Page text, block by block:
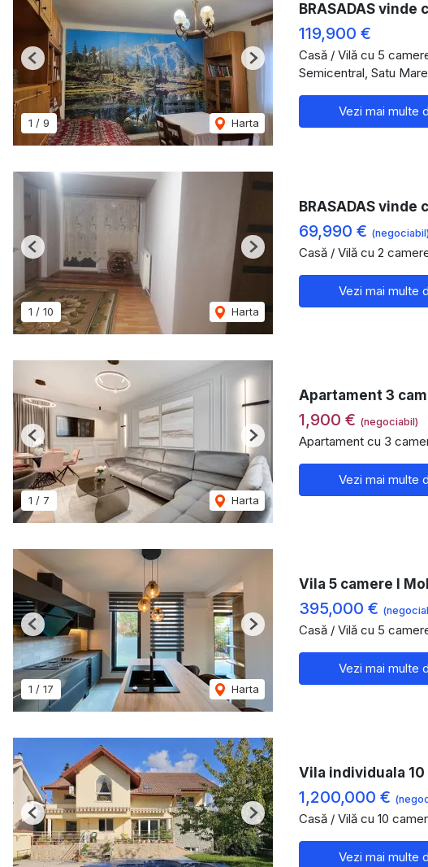
1 / 9 Harta
Previous Next
BRASADAS vinde
119,900 €
Casă / Vilă cu 5
Semicentral, Satu Mare
Vezi mai multe
1 / 10 Harta
Previous Next
BRASADAS vinde
69,990 € (negociabil)
Casă / Vilă cu 2
Vezi mai multe
1 / 7 Harta
Previous Next
Apartament 3
1,900 € (negociabil)
Apartament cu 3
Vezi mai multe
1 / 17 Harta
Previous Next
Vila 5 camere I
395,000 €
Casă / Vilă cu 5
Vezi mai multe
Previous Next
Vila individuala 10
1,200,000 €
Casă / Vilă cu 10
Vezi mai multe